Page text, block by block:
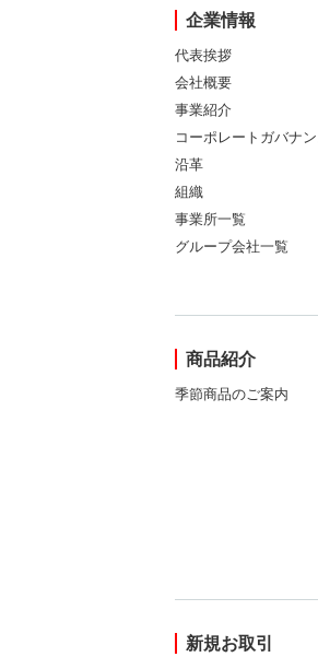
企業情報
代表挨拶
会社概要
事業紹介
コーポレートガバナ
沿革
組織
事業所一覧
グループ会社一覧
商品紹介
季節商品のご案内
新規お取引